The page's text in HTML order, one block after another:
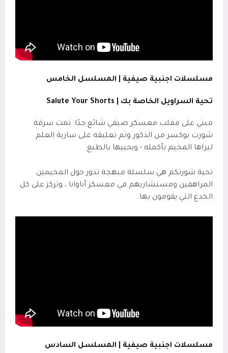
مسلسلات اجنبية صيفية | المسلسل الخامس
تحية السراويل الخاصة بك | Salute Your Shorts
مبني على مقلب معسكر صيفي شائع جدًا: تمت سرقة
شورت بوكسر من الذكور وتم تعليقه على سارية العلم
ليراها المخيم بأكمله - ويحييها بالطبع.
تحية شورتكم هي سلسلة مبهجة تدور حول المخيمين
المراهقين ومستشاريهم في معسكر أناوانا ، وتركز على كل
الخدع التي يقومون بها.
مسلسلات اجنبية صيفية | المسلسل السادس